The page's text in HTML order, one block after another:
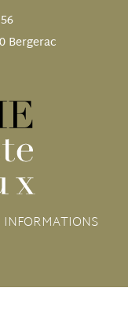
Bergerac
INFORMATIONS